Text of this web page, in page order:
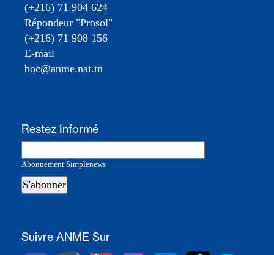
(+216) 71 904 624
Répondeur "Prosol"
(+216) 71 908 156
E-mail
boc@anme.nat.tn
Restez Informé
Abonnement Simplenews
Suivre ANME Sur